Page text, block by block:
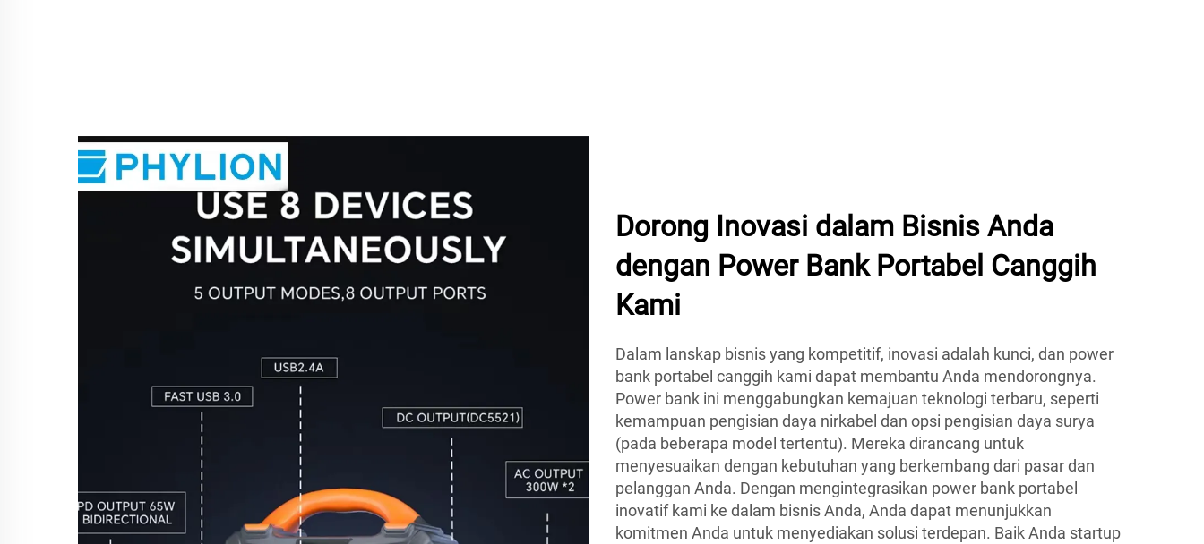
Dorong Inovasi dalam Bisnis Anda
dengan Power Bank Portabel Canggih
Kami
Dalam lanskap bisnis yang kompetitif, inovasi adalah kunci, dan power
bank portabel canggih kami dapat membantu Anda mendorongnya.
Power bank ini menggabungkan kemajuan teknologi terbaru, seperti
kemampuan pengisian daya nirkabel dan opsi pengisian daya surya
(pada beberapa model tertentu). Mereka dirancang untuk
menyesuaikan dengan kebutuhan yang berkembang dari pasar dan
pelanggan Anda. Dengan mengintegrasikan power bank portabel
inovatif kami ke dalam bisnis Anda, Anda dapat menunjukkan
komitmen Anda untuk menyediakan solusi terdepan. Baik Anda startup